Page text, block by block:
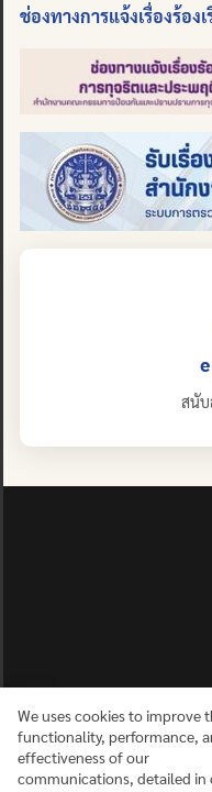
ช่องทางการแจ้งเรื่องร้อง
สนับ
We uses cookies to improve
functionality, performance,
effectiveness of our
communications, detailed in